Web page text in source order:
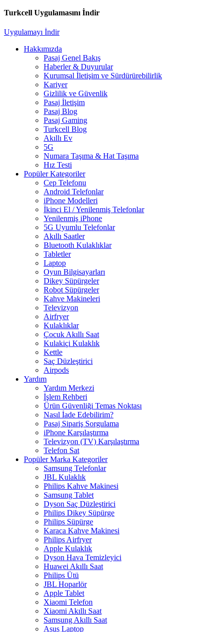
Turkcell Uygulamasını İndir
Uygulamayı İndir
Hakkımızda
Pasaj Genel Bakış
Haberler & Duyurular
Kurumsal İletişim ve Sürdürürebilirlik
Kariyer
Gizlilik ve Güvenlik
Pasaj İletişim
Pasaj Blog
Pasaj Gaming
Turkcell Blog
Akıllı Ev
5G
Numara Taşıma & Hat Taşıma
Hız Testi
Popüler Kategoriler
Cep Telefonu
Android Telefonlar
iPhone Modelleri
İkinci El / Yenilenmiş Telefonlar
Yenilenmiş iPhone
5G Uyumlu Telefonlar
Akıllı Saatler
Bluetooth Kulaklıklar
Tabletler
Laptop
Oyun Bilgisayarları
Dikey Süpürgeler
Robot Süpürgeler
Kahve Makineleri
Televizyon
Airfryer
Kulaklıklar
Çocuk Akıllı Saat
Kulakiçi Kulaklık
Kettle
Saç Düzleştirici
Airpods
Yardım
Yardım Merkezi
İşlem Rehberi
Ürün Güvenliği Temas Noktası
Nasıl İade Edebilirim?
Pasaj Sipariş Sorgulama
iPhone Karşılaştırma
Televizyon (TV) Karşılaştırma
Telefon Sat
Popüler Marka Kategoriler
Samsung Telefonlar
JBL Kulaklık
Philips Kahve Makinesi
Samsung Tablet
Dyson Saç Düzleştirici
Philips Dikey Süpürge
Philips Süpürge
Karaca Kahve Makinesi
Philips Airfryer
Apple Kulaklık
Dyson Hava Temizleyici
Huawei Akıllı Saat
Philips Ütü
JBL Hoparlör
Apple Tablet
Xiaomi Telefon
Xiaomi Akıllı Saat
Samsung Akıllı Saat
Asus Laptop